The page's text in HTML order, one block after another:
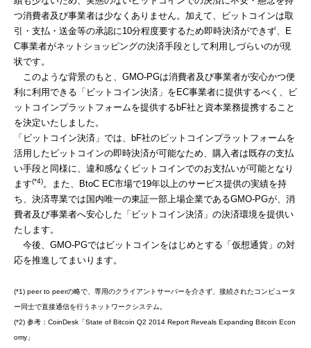
つ消費者及び事業者は少なくありません。加えて、ビットコインは取
引・支払・送金等の承認に10分程度要するため即時決済ができず、E
C事業者がネットショッピングの決済手段として利用しづらいのが現
状です。
このような背景のもと、GMO-PGは消費者及び事業者が安心かつ便
利に利用できる「ビットコイン決済」をEC事業者に提供するべく、ビ
ットコインプラットフォームを提供するbF社と資本業務提携すること
を決定いたしました。
「ビットコイン決済」では、bF社のビットコインプラットフォームを
活用したビットコインの即時決済が可能なため、購入者は既存の支払
い手段と同様に、違和感なくビットコインでのお支払いが可能となり
ます(*4)。また、BtoC EC市場で19年以上のサービス提供の実績を持
ち、決済専業では国内唯一の東証一部上場企業であるGMO-PGが、消
費者及び事業者へ安心した「ビットコイン決済」の決済環境を提供い
たします。
今後、GMO-PGではビットコインをはじめとする「仮想通貨」の対
応を推進してまいります。
(*1) peer to peerの略で、専用のクライアントサーバーを介さず、接続されたコンピュータ
ー同士で直接通信を行うネットワークシステム。
(*2) 参考：CoinDesk「State of Bitcoin Q2 2014 Report Reveals Expanding Bitcoin Econ
omy」